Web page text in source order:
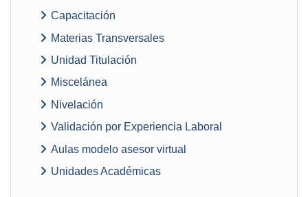
Capacitación
Materias Transversales
Unidad Titulación
Miscelánea
Nivelación
Validación por Experiencia Laboral
Aulas modelo asesor virtual
Unidades Académicas